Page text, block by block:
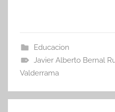
Educacion
Javier Alberto Bernal
Valderrama